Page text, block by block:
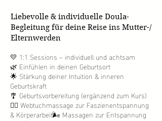
Liebevolle & individuelle Doula-
Begleitung für deine Reise ins Mutter-/
Elternwerden
​💛 1:1 Sessions – individuell und achtsam
🌿 Einfühlen in deinen Geburtsort
🌟 Stärkung deiner Intuition & inneren
Geburtskraft
🎐 Geburtsvorbereitung (ergänzend zum Kurs)
💆‍♀️ Webtuchmassage zur Faszienentspannung
& Körperarbeit🌬️ Massagen zur Entspannung